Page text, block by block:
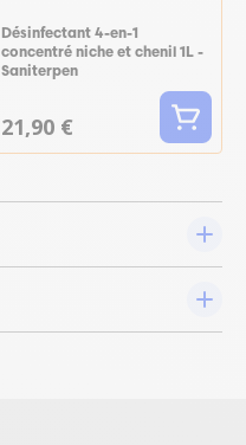
Désinfectant 4-en-1
concentré niche et chenil 1L -
Saniterpen
21,90 €